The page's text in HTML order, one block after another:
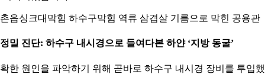
읍싱크대막힘 하수구막힘 역류 삼겹살 기름으로 막힌 공용관
밀 진단: 하수구 내시경으로 들여다본 하얀 ‘지방 동굴’
한 원인을 파악하기 위해 곧바로 하수구 내시경 장비를 투입